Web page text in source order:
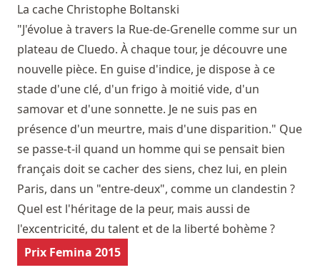
La cache Christophe Boltanski
"J'évolue à travers la Rue-de-Grenelle comme sur un
plateau de Cluedo. À chaque tour, je découvre une
nouvelle pièce. En guise d'indice, je dispose à ce
stade d'une clé, d'un frigo à moitié vide, d'un
samovar et d'une sonnette. Je ne suis pas en
présence d'un meurtre, mais d'une disparition." Que
se passe-t-il quand un homme qui se pensait bien
français doit se cacher des siens, chez lui, en plein
Paris, dans un "entre-deux", comme un clandestin ?
Quel est l'héritage de la peur, mais aussi de
l'excentricité, du talent et de la liberté bohème ?
Prix Femina 2015